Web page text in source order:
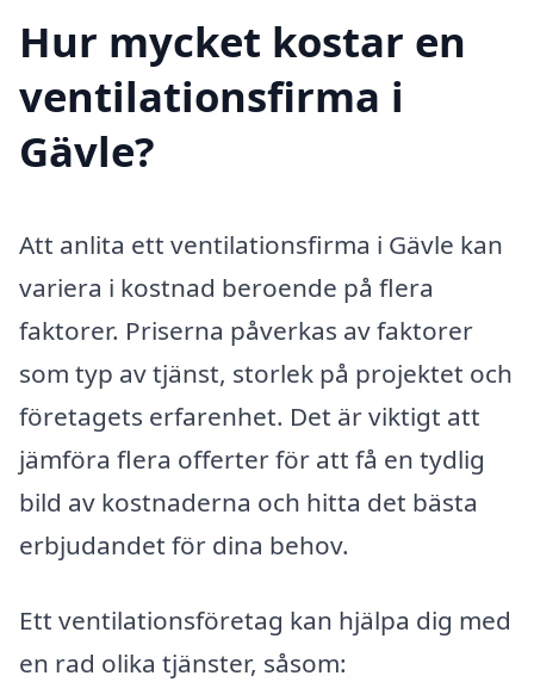
Hur mycket kostar en
ventilationsfirma i
Gävle?
Att anlita ett ventilationsfirma i Gävle kan
variera i kostnad beroende på flera
faktorer. Priserna påverkas av faktorer
som typ av tjänst, storlek på projektet och
företagets erfarenhet. Det är viktigt att
jämföra flera offerter för att få en tydlig
bild av kostnaderna och hitta det bästa
erbjudandet för dina behov.
Ett ventilationsföretag kan hjälpa dig med
en rad olika tjänster, såsom: